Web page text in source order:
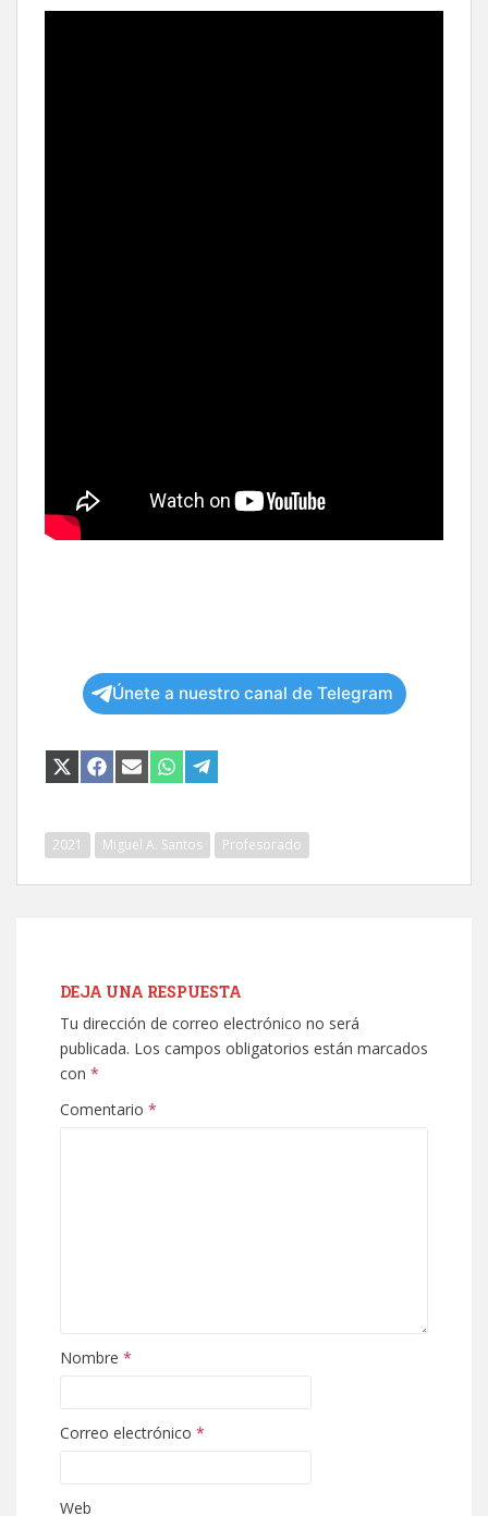
Únete a nuestro canal de Telegram
COMPARTIR
EN
COMPARTIR
EN
COMPARTIR
EN
COMPARTIR
EN
COMPARTIR
EN
2021 Miguel A. Santos Profesorado
DEJA UNA RESPUESTA
Tu dirección de correo electrónico no será
publicada. Los campos obligatorios están marcados
con *
Comentario *
Nombre *
Correo electrónico *
Web